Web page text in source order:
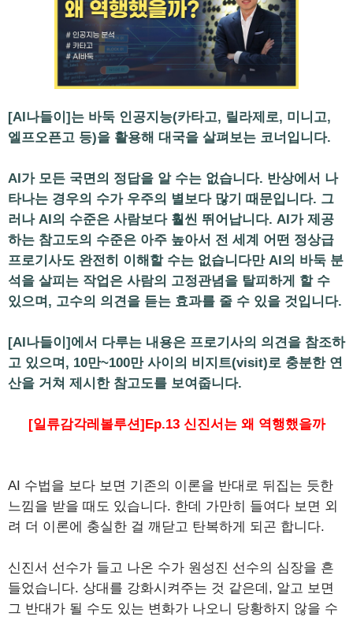
[AI나들이]는 바둑 인공지능(카타고, 릴라제로, 미니고,
엘프오픈고 등)을 활용해 대국을 살펴보는 코너입니다.
AI가 모든 국면의 정답을 알 수는 없습니다. 반상에서 나
타나는 경우의 수가 우주의 별보다 많기 때문입니다. 그
러나 AI의 수준은 사람보다 훨씬 뛰어납니다. AI가 제공
하는 참고도의 수준은 아주 높아서 전 세계 어떤 정상급
프로기사도 완전히 이해할 수는 없습니다만 AI의 바둑 분
석을 살피는 작업은 사람의 고정관념을 탈피하게 할 수
있으며, 고수의 의견을 듣는 효과를 줄 수 있을 것입니다.
[AI나들이]에서 다루는 내용은 프로기사의 의견을 참조하
고 있으며, 10만~100만 사이의 비지트(visit)로 충분한 연
산을 거쳐 제시한 참고도를 보여줍니다.
[일류감각레볼루션]Ep.13 신진서는 왜 역행했을까
AI 수법을 보다 보면 기존의 이론을 반대로 뒤집는 듯한
느낌을 받을 때도 있습니다. 한데 가만히 들여다 보면 외
려 더 이론에 충실한 걸 깨닫고 탄복하게 되곤 합니다.
신진서 선수가 들고 나온 수가 원성진 선수의 심장을 흔
들었습니다. 상대를 강화시켜주는 것 같은데, 알고 보면
그 반대가 될 수도 있는 변화가 나오니 당황하지 않을 수